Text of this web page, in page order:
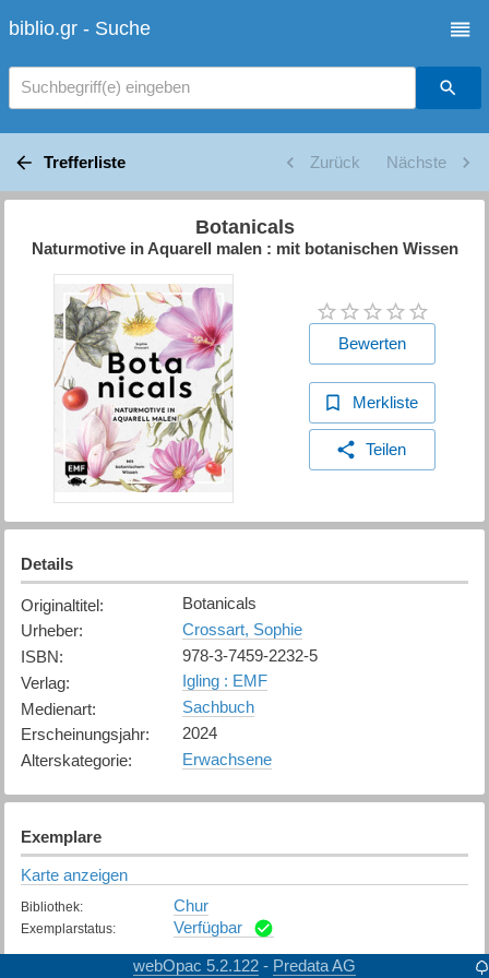
biblio.gr - Suche
Suchbegriff(e) eingeben
Trefferliste Zurück Nächste
Botanicals
Naturmotive in Aquarell malen : mit botanischen Wissen
Bewerten
Merkliste
Teilen
Details
Originaltitel:
Botanicals
Urheber:
Crossart, Sophie
ISBN:
978-3-7459-2232-5
Verlag:
Igling : EMF
Medienart:
Sachbuch
Erscheinungsjahr:
2024
Alterskategorie: Erwachsene
Exemplare
Karte anzeigen
Bibliothek: Chur
Exemplarstatus: Verfügbar
webOpac 5.2.122 - Predata AG